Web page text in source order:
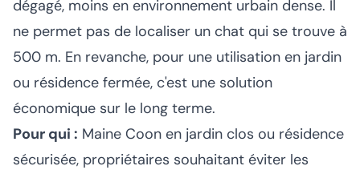
dégagé, moins en environnement urbain dense. Il
ne permet pas de localiser un chat qui se trouve à
500 m. En revanche, pour une utilisation en jardin
ou résidence fermée, c'est une solution
économique sur le long terme.
Pour qui : Maine Coon en jardin clos ou résidence
sécurisée, propriétaires souhaitant éviter les